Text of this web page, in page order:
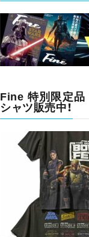
Fine 特別限定品
シャツ販売中！